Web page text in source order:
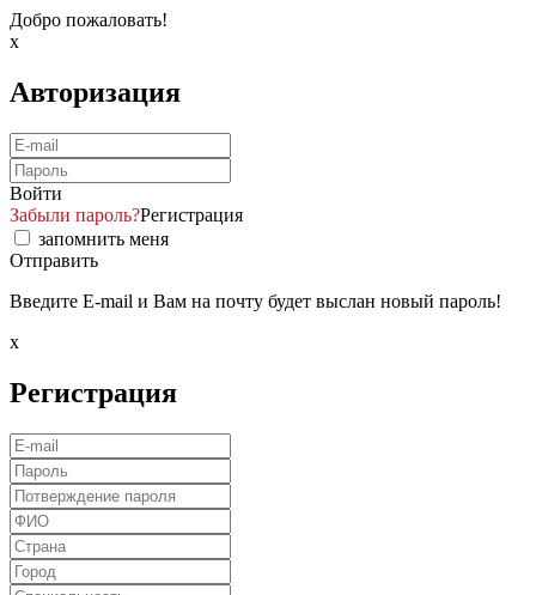
Добро пожаловать!
x
Авторизация
Войти
Забыли пароль?Регистрация
запомнить меня
Отправить
Введите E-mail и Вам на почту будет выслан новый пароль!
x
Регистрация